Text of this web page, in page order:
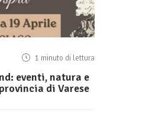
1 minuto di lettura
eventi, natura e
di Varese